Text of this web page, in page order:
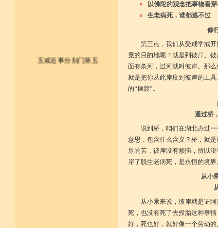
以佛陀的观念把事物看
生老病死，谁都逃不过
修
第三点，我们从受戒学戒
竟的目的地呢？就是到彼岸。
面有条河，过河就叫彼岸。那
就是把你从此岸度到彼岸的工
的“摆渡”。
通过桥
说到桥，咱们在湖北办过
意思，包含什么含义？桥，就
尽的苦，彼岸没有烦恼，所以
岸了脱生老病死，是永恒的境界
从小
从小乘来说，彼岸就是证
死，也没有死了去投胎这种事
好，死也好，就好像一个劳动
五戒近事分别门第五